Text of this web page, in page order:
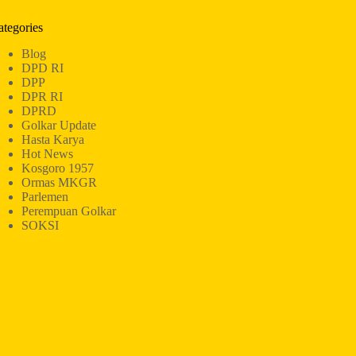
Blog
DPD RI
DPP
DPR RI
DPRD
Golkar Update
Hasta Karya
Hot News
Kosgoro 1957
Ormas MKGR
Parlemen
Perempuan Golkar
SOKSI